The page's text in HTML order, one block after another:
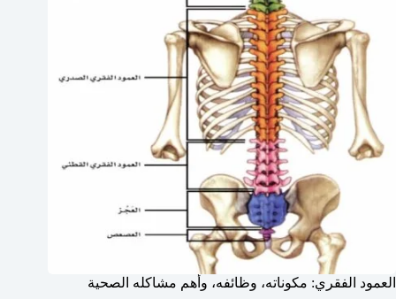
العمود الفقري: مكوناته، وظائفه، وأهم مشاكله الصحية